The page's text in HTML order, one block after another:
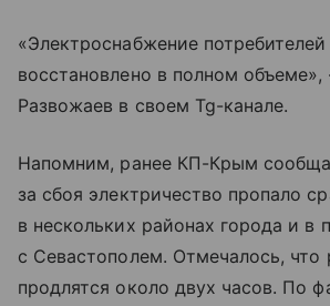
«Электроснабжение
восстановлено в полном
Развожаев в своем Tg-канале.
Напомним, ранее КП-Крым
за сбоя электричество пропало
в нескольких районах города и в
с Севастополем. Отмечалось, что
продлятся около двух часов. По